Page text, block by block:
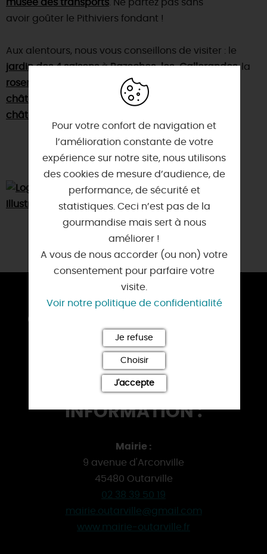
musée des transports . Ne partez pas sans
avoir goûter le Pithiviers fondant !
Aux alentours, nous vous conseillons de visiter : le
jardin des 4 saisonsàBazoches-les-Gallerandes, la
roseraie de Morailles
sur laRoute de la Rose
château de Denainvilliers àDadonville
château d'Amoy
COMMENT S'Y RENDRE ?
En voiture :A 19, A 10 et D 2020
REMIau départ de Pithiviers
INFORMATION :
Mairie :
9 avenue d'Arconville
45480 Outarville
02 38 39 50 19
mairie.outarville@gmail.com
www.mairie-outarville.fr
Pour votre confort de navigation et
l’amélioration constante de votre
expérience sur notre site, nous utilisons
des cookies de mesure d’audience, de
performance, de sécurité et
statistiques. Ceci n’est pas de la
gourmandise mais sert à nous
améliorer !
A vous de nous accorder (ou non) votre
consentement pour parfaire votre
visite.
Voir notre politique de confidentialité
Je refuse
Choisir
J'accepte